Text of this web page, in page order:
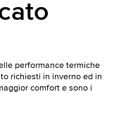
performance termiche
richiesti in inverno ed in
comfort e sono i